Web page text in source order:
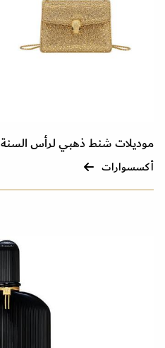
موديلات شنط ذهبي لرأس السنة 2023
أكسسوارات